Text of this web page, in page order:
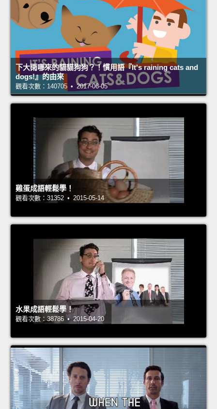
下大雨哪來的貓貓狗狗？！慣用語『It's raining cats and
dogs!』的由來
觀看次數：140705 • 2017-06-05
雞蛋成語輕鬆學！
觀看次數：31352 • 2015-05-14
水果成語輕鬆學！
觀看次數：38786 • 2015-04-20